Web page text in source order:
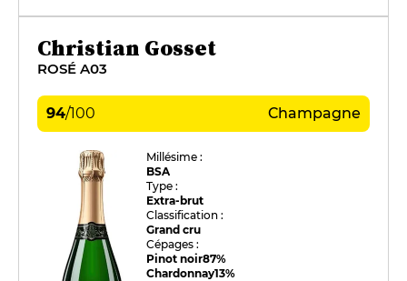
Christian Gosset
ROSÉ A03
94/100 Champagne
Millésime :
BSA
Type :
Extra-brut
Classification :
Grand cru
Cépages :
Pinot noir87%
Chardonnay13%